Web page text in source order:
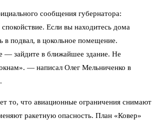
сообщения губернатора:
Если вы находитесь дома
в подвал, в цокольное помещение.
— зайдите в ближайшее здание. Не
— написал Олег Мельниченко в
то, что авиационные ограничения снимают
ракетную опасность. План «Ковер»